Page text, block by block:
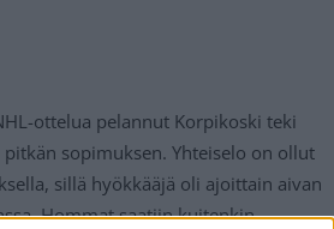
ottelua pelannut Korpikoski teki
pitkän sopimuksen. Yhteiselo on ollut
sillä hyökkääjä oli ajoittain aivan
Hommat saatiin kuitenkin